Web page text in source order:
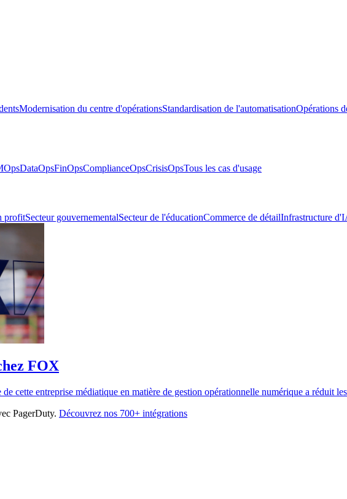
Modernisation du centre d'opérationsStandardisation de l'automatisationOpérations
DataOpsFinOpsComplianceOpsCrisisOpsTous les cas d'usage
profitSecteur gouvernementalSecteur de l'éducationCommerce de détailInfrastructure
FOX
cette entreprise médiatique en matière de gestion opérationnelle numérique a réduit
PagerDuty. Découvrez nos 700+ intégrations